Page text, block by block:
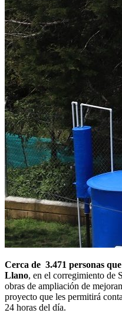
Cerca de 3.471 personas
Llano, en el corregimiento de
obras de ampliación de
proyecto que les permitirá
24 horas del día.